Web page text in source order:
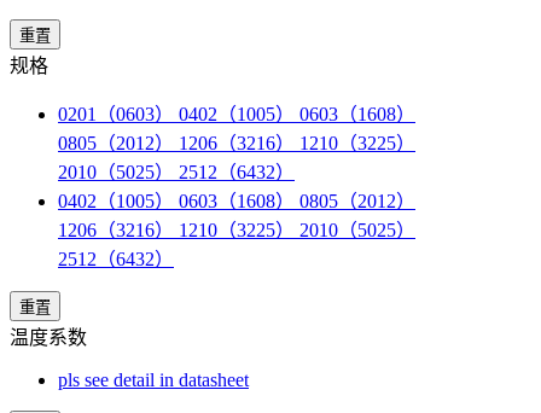
重置
规格
0201（0603） 0402（1005） 0603（1608）
0805（2012） 1206（3216） 1210（3225）
2010（5025） 2512（6432）
0402（1005） 0603（1608） 0805（2012）
1206（3216） 1210（3225） 2010（5025）
2512（6432）
重置
温度系数
pls see detail in datasheet